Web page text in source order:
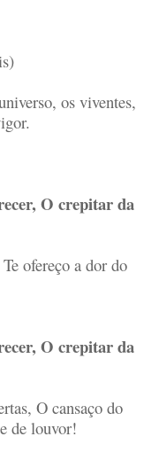
os viventes,
O crepitar da
ofereço a dor do
O crepitar da
O cansaço do
de louvor!